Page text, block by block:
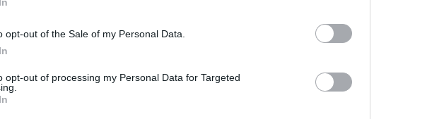
opt-out of the Sale of my Personal Data.
opt-out of processing my Personal Data for Targeted
kvailelė“.
jis draugavo nuo 2011-ųjų iki 2013-
o ne proto mankštai. „O
George’as, žiūrėdamas į draugę,